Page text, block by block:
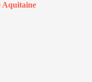
Aquitaine